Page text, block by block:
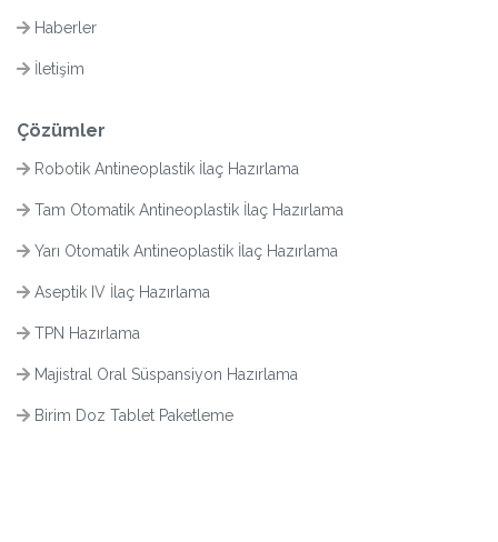
Haberler
İletişim
Çözümler
Robotik Antineoplastik İlaç Hazırlama
Tam Otomatik Antineoplastik İlaç Hazırlama
Yarı Otomatik Antineoplastik İlaç Hazırlama
Aseptik IV İlaç Hazırlama
TPN Hazırlama
Majistral Oral Süspansiyon Hazırlama
Birim Doz Tablet Paketleme